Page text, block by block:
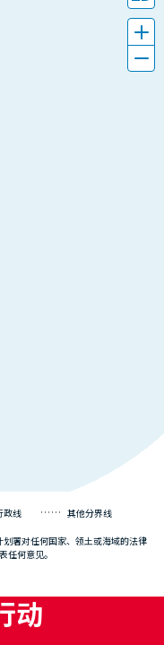
政线 其他分界线
署对任何国家、领土或海域的法律
任何意见。
动